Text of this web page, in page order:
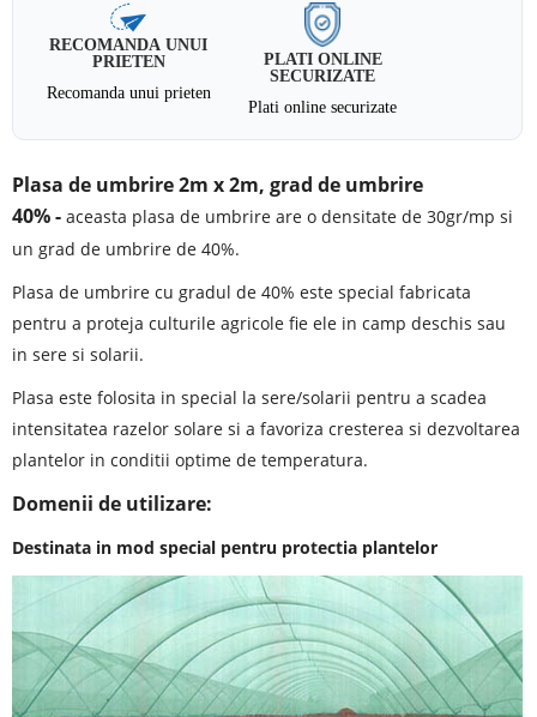
RECOMANDA UNUI
PRIETEN
Recomanda unui prieten
PLATI ONLINE
SECURIZATE
Plati online securizate
Plasa de umbrire 2m x 2m, grad de umbrire
40%- aceasta plasa de umbrire are o densitate de 30gr/mp si
un grad de umbrire de 40%.
Plasa de umbrire cu gradul de 40% este special fabricata
pentru a proteja culturile agricole fie ele in camp deschis sau
in sere si solarii.
Plasa este folosita in special la sere/solarii pentru a scadea
intensitatea razelor solare si a favoriza cresterea si dezvoltarea
plantelor in conditii optime de temperatura.
Domenii de utilizare:
Destinata in mod special pentru protectia plantelor